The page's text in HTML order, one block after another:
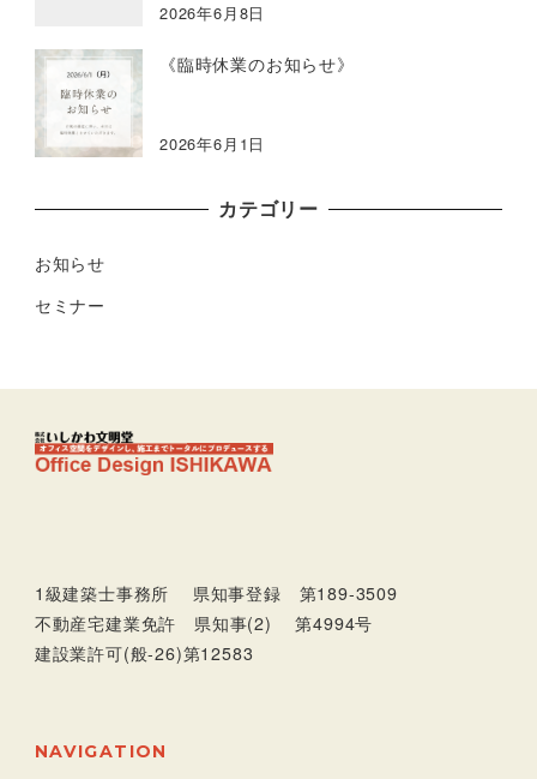
2026年6月8日
《臨時休業のお知らせ》
2026年6月1日
カテゴリー
お知らせ
セミナー
1級建築士事務所 県知事登録 第189-3509
不動産宅建業免許 県知事(2) 第4994号
建設業許可(般-26)第12583
NAVIGATION